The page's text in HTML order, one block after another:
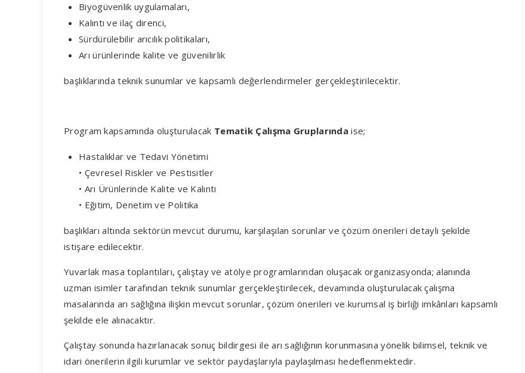
Biyogüvenlik uygulamaları,
Kalıntı ve ilaç direnci,
Sürdürülebilir arıcılık politikaları,
Arı ürünlerinde kalite ve güvenilirlik
başlıklarında teknik sunumlar ve kapsamlı değerlendirmeler gerçekleştirilecektir.
Program kapsamında oluşturulacak Tematik Çalışma Gruplarında ise;
Hastalıklar ve Tedavi Yönetimi
• Çevresel Riskler ve Pestisitler
• Arı Ürünlerinde Kalite ve Kalıntı
• Eğitim, Denetim ve Politika
başlıkları altında sektörün mevcut durumu, karşılaşılan sorunlar ve çözüm önerileri detaylı şekilde
istişare edilecektir.
Yuvarlak masa toplantıları, çalıştay ve atölye programlarından oluşacak organizasyonda; alanında
uzman isimler tarafından teknik sunumlar gerçekleştirilecek, devamında oluşturulacak çalışma
masalarında arı sağlığına ilişkin mevcut sorunlar, çözüm önerileri ve kurumsal iş birliği imkânları kapsamlı
şekilde ele alınacaktır.
Çalıştay sonunda hazırlanacak sonuç bildirgesi ile arı sağlığının korunmasına yönelik bilimsel, teknik ve
idari önerilerin ilgili kurumlar ve sektör paydaşlarıyla paylaşılması hedeflenmektedir.